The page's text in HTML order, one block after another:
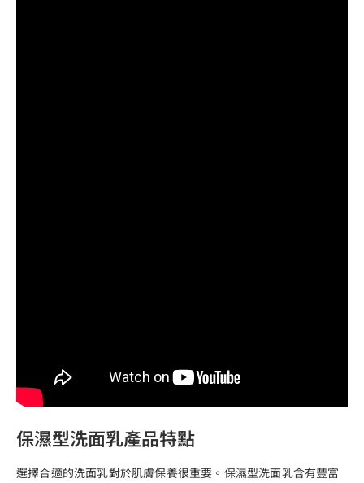
保濕型洗面乳產品特點
選擇合適的洗面乳對於肌膚保養很重要。保濕型洗面乳含有豐富